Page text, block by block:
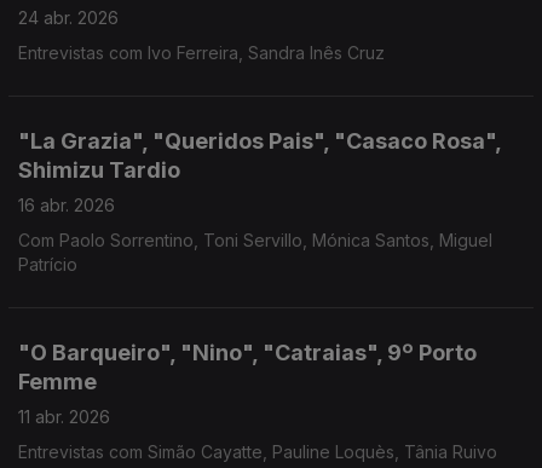
24 abr. 2026
Entrevistas com Ivo Ferreira, Sandra Inês Cruz
"La Grazia", "Queridos Pais", "Casaco Rosa",
Shimizu Tardio
16 abr. 2026
Com Paolo Sorrentino, Toni Servillo, Mónica Santos, Miguel
Patrício
"O Barqueiro", "Nino", "Catraias", 9º Porto
Femme
11 abr. 2026
Entrevistas com Simão Cayatte, Pauline Loquès, Tânia Ruivo